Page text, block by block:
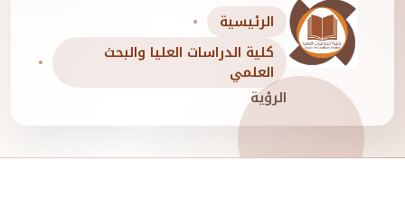
الرئيسية
كلية الدراسات العليا والبحث
العلمي
الرؤية